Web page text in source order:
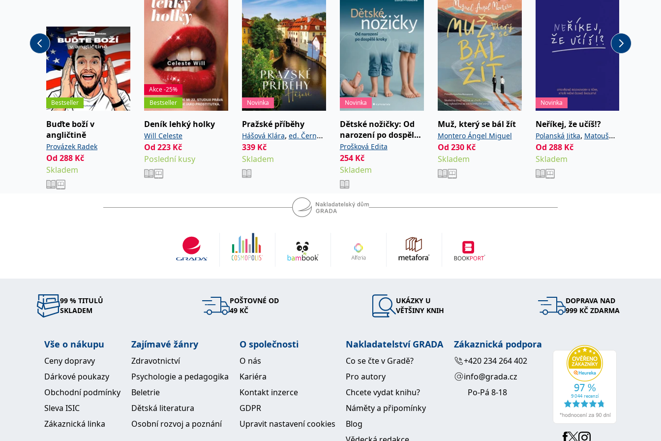
Autor je velkým milovníkem komiksové literatury.
Bestseller
Buďte boží v
angličtině
Provázek Radek
Od 288 Kč
Skladem
Akce -25%
Bestseller
Deník lehký holky
Will Celeste
Od 223 Kč
Poslední kusy
Novinka
Pražské příběhy
Hášová Klára, ed. Černý
David
339 Kč
Skladem
Novinka
Dětské nožičky: Od
narození po dospělé
kroky
Prošková Edita
254 Kč
Skladem
Muž, který se bál žít
Montero Ángel Miguel
Od 230 Kč
Skladem
Novinka
Neříkej, že učíš!?
Polanská Jitka, Matoušů
Hana,Noviková Zuzana
Od 288 Kč
Skladem
99 % TITULŮ
SKLADEM
POŠTOVNÉ OD
49 KČ
UKÁZKY U
VĚTŠINY KNIH
DOPRAVA NAD
999 KČ ZDARMA
Vše o nákupu
Ceny dopravy
Dárkové poukazy
Obchodní podmínky
Sleva ISIC
Zákaznická linka
Zajímavé žánry
Zdravotnictví
Psychologie a pedagogika
Beletrie
Dětská literatura
Osobní rozvoj a poznání
O společnosti
O nás
Kariéra
Kontakt inzerce
GDPR
Upravit nastavení cookies
Nakladatelství GRADA
Co se čte v Gradě?
Pro autory
Chcete vydat knihu?
Náměty a připomínky
Blog
Zákaznická podpora
+420 234 264 402
info@grada.cz
Po-Pá 8-18